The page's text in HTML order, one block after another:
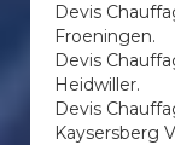
Devis
Froeningen.
Devis
Heidwiller.
Devis
Kaysersberg